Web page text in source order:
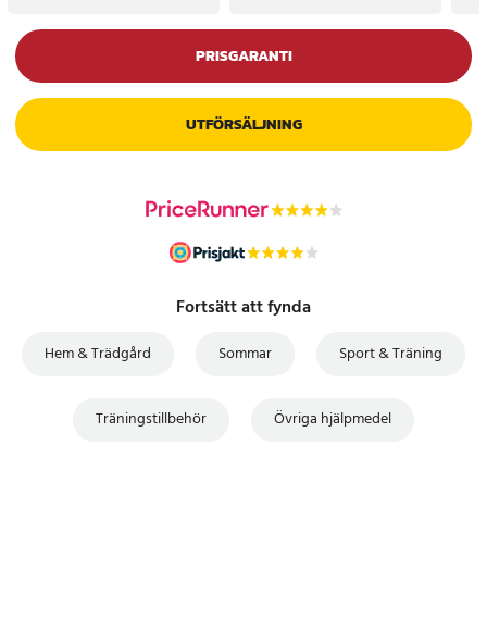
PRISGARANTI
UTFÖRSÄLJNING
Fortsätt att fynda
Hem & Trädgård Sommar Sport & Träning
Träningstillbehör Övriga hjälpmedel